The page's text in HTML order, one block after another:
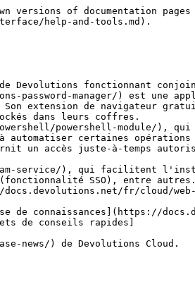
of documentation pages
help-and-tools.md).
fonctionnant
Son extension de navigateur
dans leurs coffres.
automatiser certaines
SSO), entre autres.
fr/cloud/
de connaissances](https://
de conseils rapides]
news/) de Devolutions Cloud.